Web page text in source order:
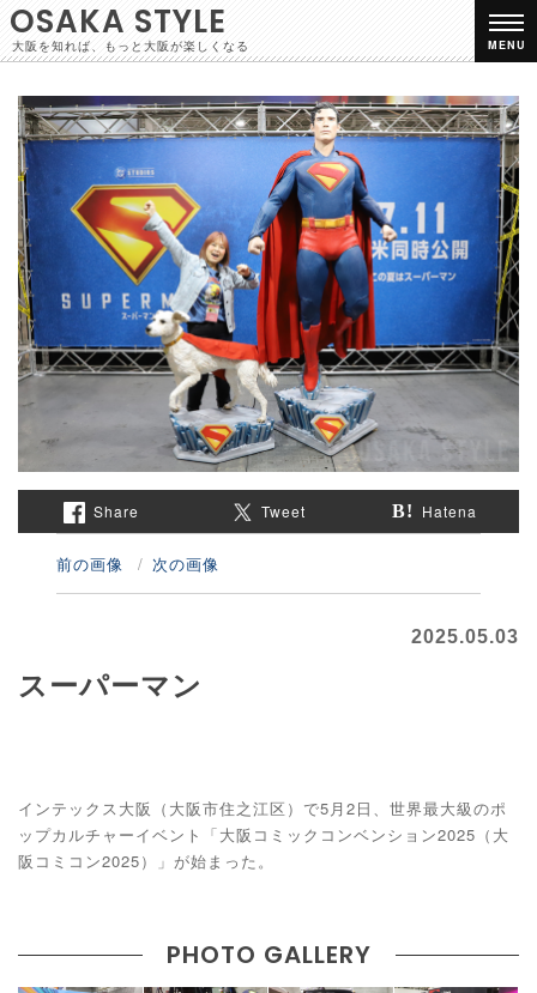
OSAKA STYLE
大阪を知れば、もっと大阪が楽しくなる MENU
Share Tweet Hatena
前の画像 次の画像
2025.05.03
スーパーマン
インテックス大阪（大阪市住之江区）で5月2日、世界最大級のポ
ップカルチャーイベント「大阪コミックコンベンション2025（大
阪コミコン2025）」が始まった。
PHOTO GALLERY